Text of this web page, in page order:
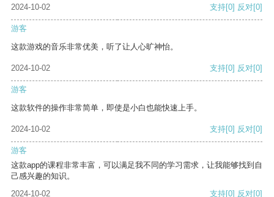
2024-10-02 支持[0] 反对[0]
游客
这款游戏的音乐非常优美，听了让人心旷神怡。
2024-10-02 支持[0] 反对[0]
游客
这款软件的操作非常简单，即使是小白也能快速上手。
2024-10-02 支持[0] 反对[0]
游客
这款app的课程非常丰富，可以满足我不同的学习需求，让我能够找到自
己感兴趣的知识。
2024-10-02
支持[0] 反对[0]